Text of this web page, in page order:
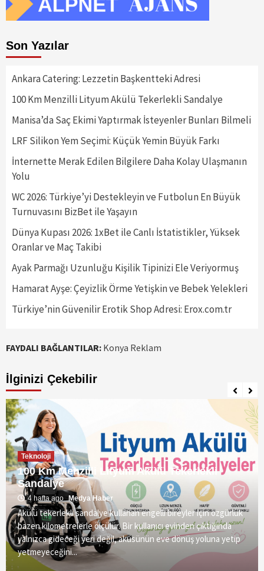
Son Yazılar
Ankara Catering: Lezzetin Başkentteki Adresi
100 Km Menzilli Lityum Akülü Tekerlekli Sandalye
Manisa’da Saç Ekimi Yaptırmak İsteyenler Bunları Bilmeli
LRF Silikon Yem Seçimi: Küçük Yemin Büyük Farkı
İnternette Merak Edilen Bilgilere Daha Kolay Ulaşmanın
Yolu
WC 2026: Türkiye’yi Destekleyin ve Futbolun En Büyük
Turnuvasını BizBet ile Yaşayın
Dünya Kupası 2026: 1xBet ile Canlı İstatistikler, Yüksek
Oranlar ve Maç Takibi
Ayak Parmağı Uzunluğu Kişilik Tipinizi Ele Veriyormuş
Hamarat Ayşe: Çeyizlik Örme Yetişkin ve Bebek Yelekleri
Türkiye’nin Güvenilir Erotik Shop Adresi: Erox.com.tr
FAYDALI BAĞLANTILAR: Konya Reklam
İlginizi Çekebilir
Teknoloji
100 Km Menzilli Lityum Akülü Tekerlekli
Sandalye
4 hafta ago Medya Haber
Akülü tekerlekli sandalye kullanan engelli bireyler için özgürlük
bazen kilometrelerle ölçülür. Bir kullanıcı evinden çıktığında
yalnızca gideceği yeri değil, aküsünün eve dönüş yoluna yetip
yetmeyeceğini...